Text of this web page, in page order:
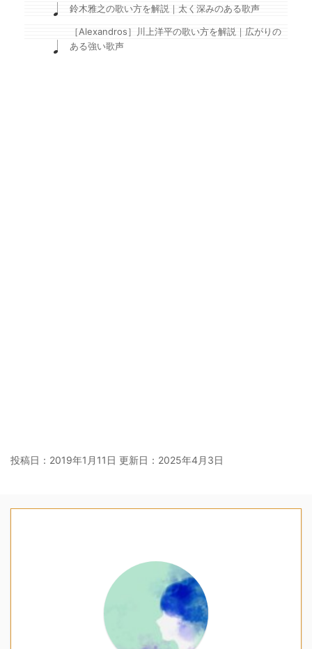
鈴木雅之の歌い方を解説｜太く深みのある歌声
［Alexandros］川上洋平の歌い方を解説｜広がりの
ある強い歌声
投稿日：2019年1月11日 更新日： 2025年4月3日